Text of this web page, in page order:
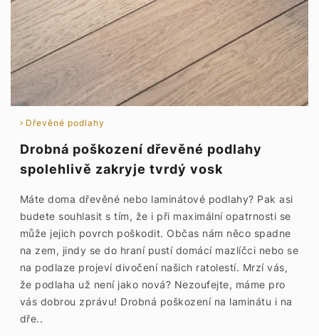
Dřevěné podlahy
Drobná poškození dřevěné podlahy
spolehlivě zakryje tvrdý vosk
Máte doma dřevěné nebo laminátové podlahy? Pak asi
budete souhlasit s tím, že i při maximální opatrnosti se
může jejich povrch poškodit. Občas nám něco spadne
na zem, jindy se do hraní pustí domácí mazlíčci nebo se
na podlaze projeví divočení našich ratolestí. Mrzí vás,
že podlaha už není jako nová? Nezoufejte, máme pro
vás dobrou zprávu! Drobná poškození na laminátu i na
dře..